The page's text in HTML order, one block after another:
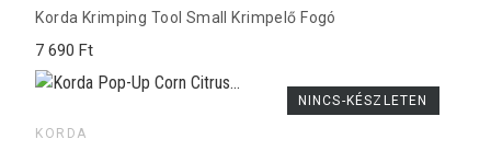
Korda Krimping Tool Small Krimpelő Fogó
7 690 Ft
KORDA
NINCS-KÉSZLETEN